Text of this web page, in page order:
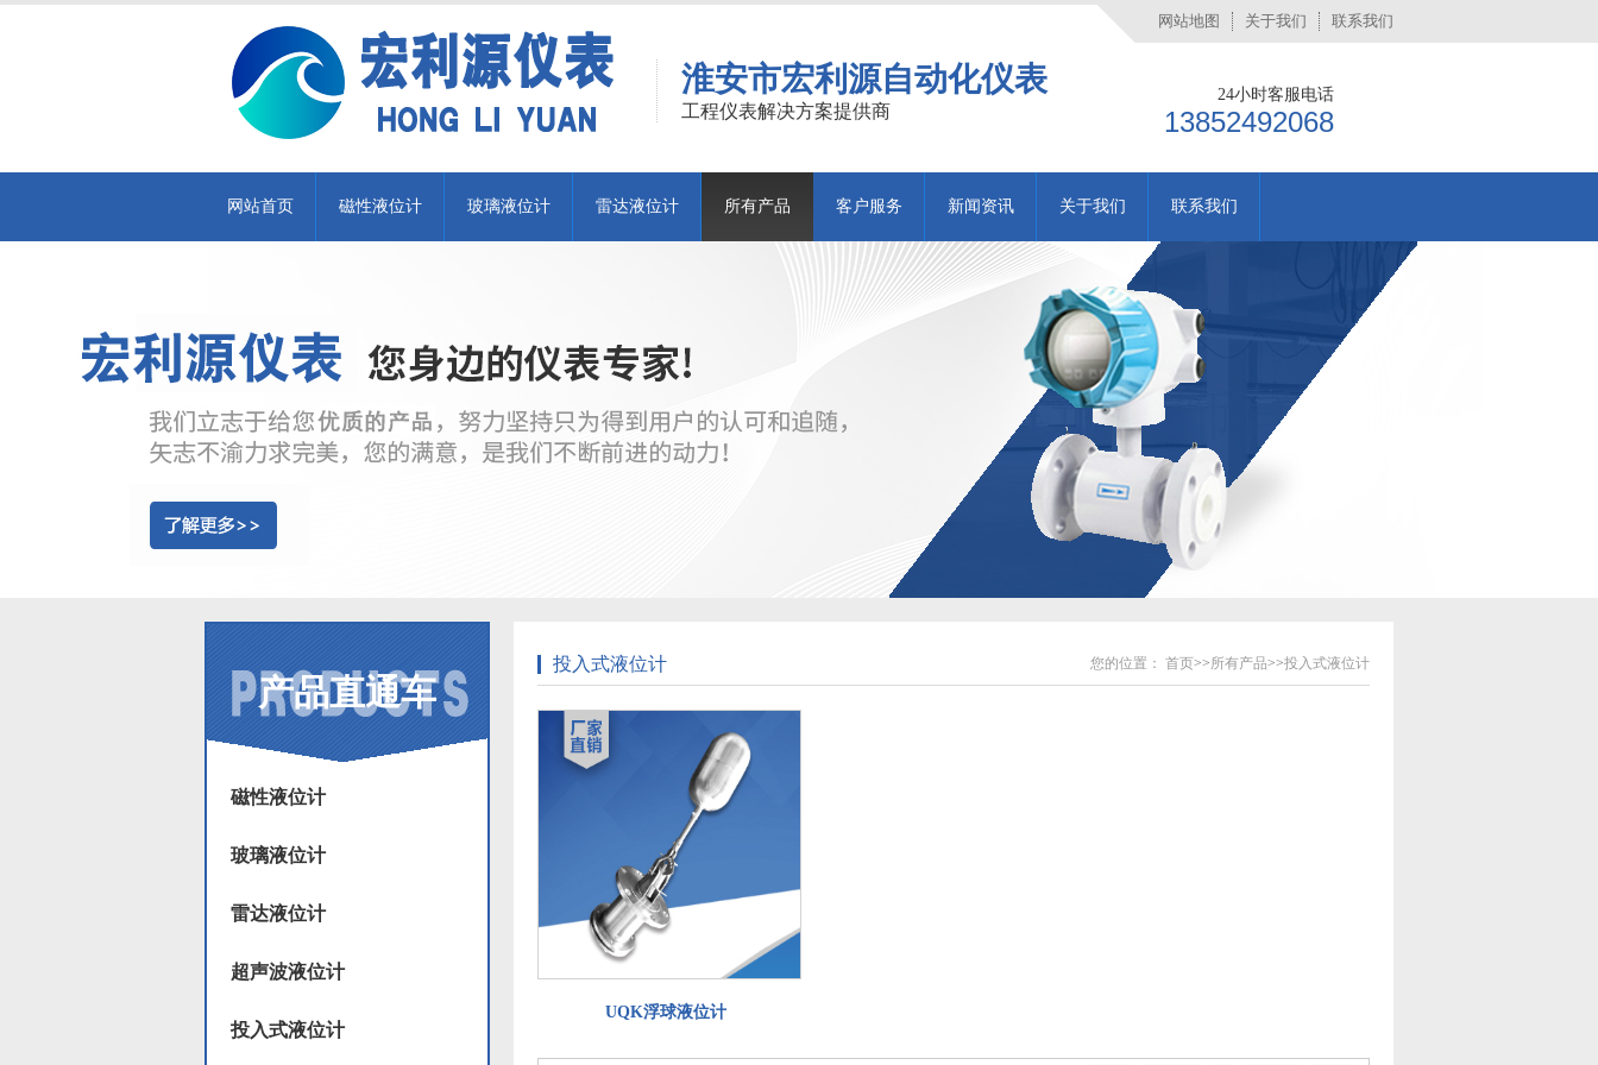
淮安市宏利源自动化仪表
工程仪表解决方案提供商
网站地图 关于我们 联系我们
24小时客服电话
13852492068
网站首页 磁性液位计 玻璃液位计 雷达液位计 所有产品 客户服务 新闻资讯 关于我们 联系我们
产品直通车
磁性液位计
玻璃液位计
雷达液位计
超声波液位计
投入式液位计
投入式液位计 您的位置： 首页>>所有产品>>投入式液位计
UQK浮球液位计